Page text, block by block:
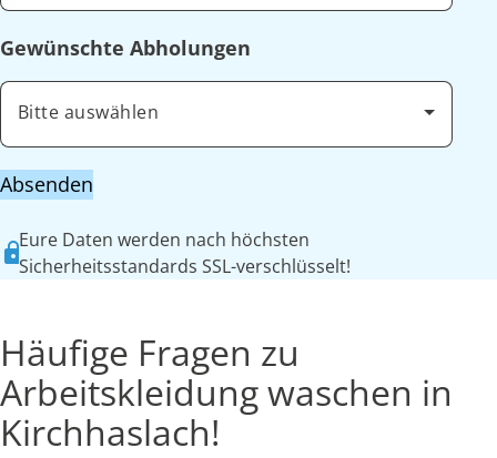
Gewünschte Abholungen
Bitte auswählen
Absenden
Eure Daten werden nach höchsten
Sicherheitsstandards SSL-verschlüsselt!
Häufige Fragen zu
Arbeitskleidung waschen in
Kirchhaslach!